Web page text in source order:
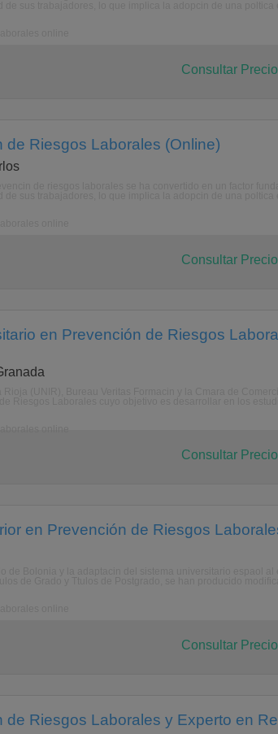
Consultar Precio
de Riesgos Laborales (Online)
Consultar Precio
en Prevención de Riesgos
Consultar Precio
en Prevención de Riesgos
Consultar Precio
de Riesgos Laborales y Experto en